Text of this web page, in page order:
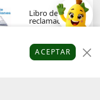
Libro de
reclamaciones
ACEPTAR